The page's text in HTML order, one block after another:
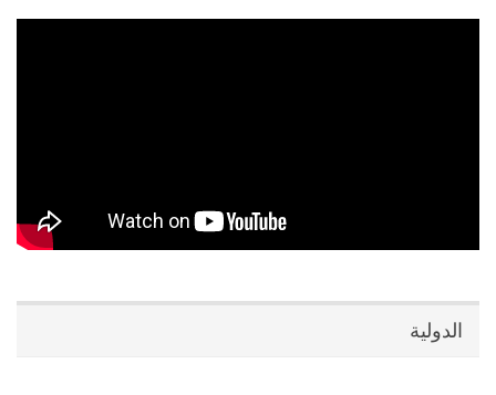
الدولية